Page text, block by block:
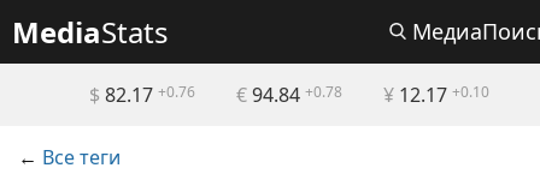
MediaStats
$ 82.17 +0.76 €94.84 +0.78 ¥ 12.17 +0.10
← Все теги